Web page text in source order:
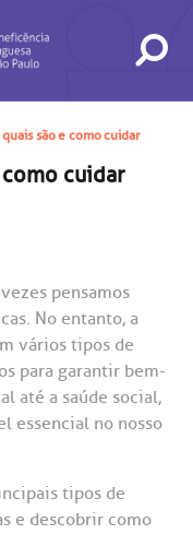
são e como cuidar
cuidar
pensamos
No entanto, a
vários tipos de
para garantir bem-
até a saúde social,
essencial no nosso
tipos de
e descobrir como